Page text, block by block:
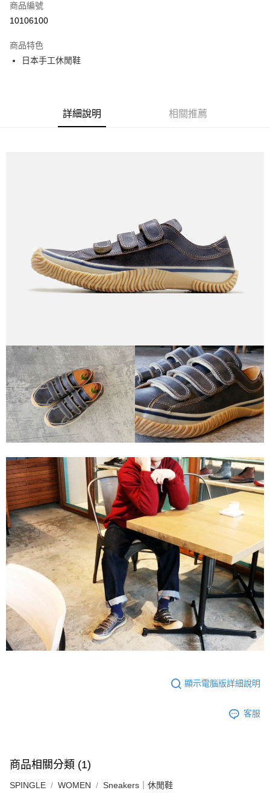
Apple Pay
悠遊付
付款後7-11取貨
每筆NT$60
商品編號
10106100
商品特色
日本手工休閒鞋
詳細說明 相關推薦
顯示電腦版詳細說明
客服
商品相關分類 (1)
SPINGLE WOMEN Sneakers｜休閒鞋